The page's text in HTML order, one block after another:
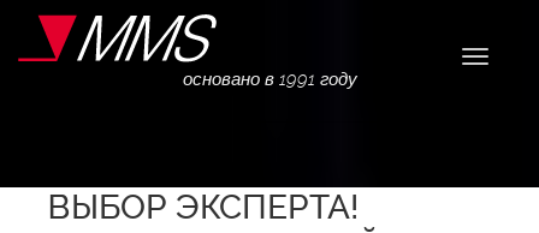
основано в 1991 году
ВЫБОР ЭКСПЕРТА!